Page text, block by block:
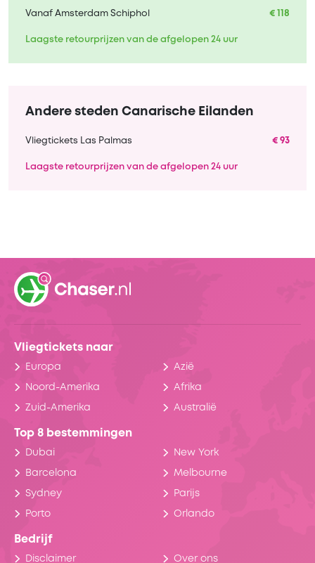
Vanaf Amsterdam Schiphol € 118
Laagste retourprijzen van de afgelopen 24 uur
Andere steden Canarische Eilanden
Vliegtickets Las Palmas € 93
Laagste retourprijzen van de afgelopen 24 uur
Vliegtickets naar
Europa
Noord-Amerika
Zuid-Amerika
Azië
Afrika
Australië
Top 8 bestemmingen
Dubai
Barcelona
Sydney
Porto
New York
Melbourne
Parijs
Orlando
Bedrijf
Disclaimer Over ons